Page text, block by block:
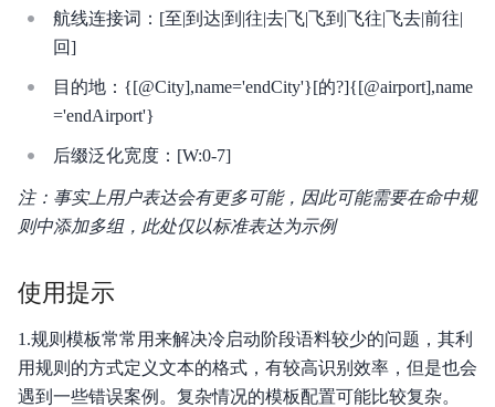
航线连接词：[至|到达|到|往|去|飞|飞到|飞往|飞去|前往|
回]
目的地：{[@City],name='endCity'}[的?]{[@airport],name
='endAirport'}
后缀泛化宽度：[W:0-7]
注：事实上用户表达会有更多可能，因此可能需要在命中规
则中添加多组，此处仅以标准表达为示例
使用提示
1.规则模板常常用来解决冷启动阶段语料较少的问题，其利
用规则的方式定义文本的格式，有较高识别效率，但是也会
遇到一些错误案例。复杂情况的模板配置可能比较复杂。